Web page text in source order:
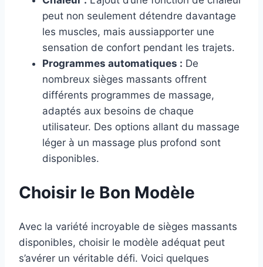
peut non seulement détendre davantage
les muscles, mais aussiapporter une
sensation de confort pendant les trajets.
Programmes automatiques : De
nombreux sièges massants offrent
différents programmes de massage,
adaptés aux besoins de chaque
utilisateur. Des options allant du massage
léger à un massage plus profond sont
disponibles.
Choisir le Bon Modèle
Avec la variété incroyable de sièges massants
disponibles, choisir le modèle adéquat peut
s’avérer un véritable défi. Voici quelques